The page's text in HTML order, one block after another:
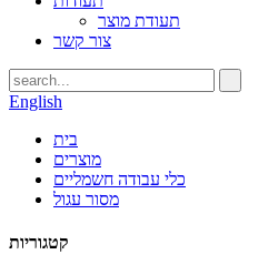
תעודת מוצר
צור קשר
English
בית
מוצרים
כלי עבודה חשמליים
מסור עגול
קטגוריות